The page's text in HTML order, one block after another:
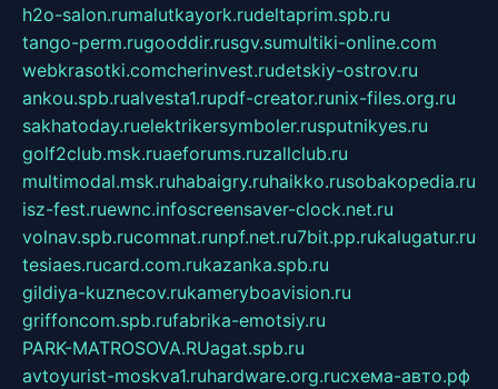
h2o-salon.rumalutkayork.rudeltaprim.spb.ru
tango-perm.rugooddir.rusgv.sumultiki-online.com
webkrasotki.comcherinvest.rudetskiy-ostrov.ru
ankou.spb.rualvesta1.rupdf-creator.runix-files.org.ru
sakhatoday.ruelektrikersymboler.rusputnikyes.ru
golf2club.msk.ruaeforums.ruzallclub.ru
multimodal.msk.ruhabaigry.ruhaikko.rusobakopedia.ru
isz-fest.ruewnc.infoscreensaver-clock.net.ru
volnav.spb.rucomnat.runpf.net.ru7bit.pp.rukalugatur.ru
tesiaes.rucard.com.rukazanka.spb.ru
gildiya-kuznecov.rukameryboavision.ru
griffoncom.spb.rufabrika-emotsiy.ru
PARK-MATROSOVA.RUagat.spb.ru
avtoyurist-moskva1.ruhardware.org.ruсхема-авто.рф